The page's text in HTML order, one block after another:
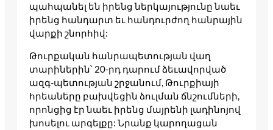
պահպանել են իրենց ներկայությունը նաեւ
իրենց հանդարտ եւ հանդուրժող հանրային
վարքի շնորհիվ:
Թուրքական հանրապետության վաղ
տարիներին՝ 20-րդ դարում ձեւավորված
ազգ-պետության շրջանում, Թուրքիայի
հրեաները բախվեցին ձուլման ճնշումների,
որոնցից էր նաեւ իրենց մայրենի լադինոյով
խոսելու արգելքը: Նրանք կարողացան